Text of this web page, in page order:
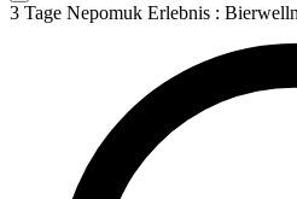
3 Tage Nepomuk Erlebnis :